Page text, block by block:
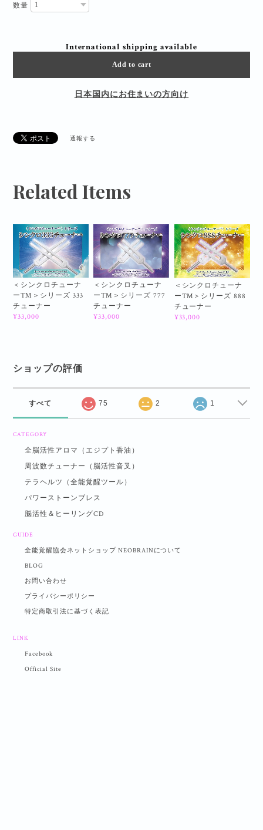
数量
International shipping available
Add to cart
日本国内にお住まいの方向け
通報する
Related Items
＜シンクロチューナ
ー™＞シリーズ 333
チューナー
¥33,000
＜シンクロチューナ
ー™＞シリーズ 777
チューナー
¥33,000
＜シンクロチューナ
ー™＞シリーズ 888
チューナー
¥33,000
ショップの評価
すべて 75 2 1
CATEGORY
全脳活性アロマ（エジプト香油）
周波数チューナー（脳活性音叉）
テラヘルツ（全能覚醒ツール）
パワーストーンブレス
脳活性＆ヒーリングCD
GUIDE
全能覚醒協会ネットショップ NEOBRAINについて
BLOG
お問い合わせ
プライバシーポリシー
特定商取引法に基づく表記
LINK
Facebook
Official Site